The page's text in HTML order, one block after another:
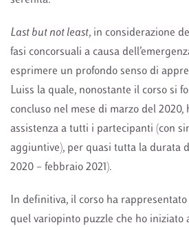
Last but not least, in considerazione
fasi concorsuali a causa
esprimere un profondo senso di
Luiss la quale, nonostante il corso si
concluso nel mese di marzo del
assistenza a tutti i partecipanti (con
aggiuntive), per quasi tutta la durata
2020 – febbraio 2021).
In definitiva, il corso ha
quel variopinto puzzle che ho iniziato